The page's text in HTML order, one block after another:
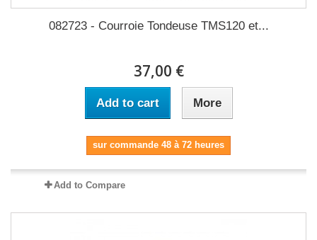
082723 - Courroie Tondeuse TMS120 et...
37,00 €
Add to cart More
sur commande 48 à 72 heures
Add to Compare